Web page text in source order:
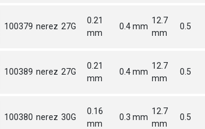
100379 nerez 27G
0.21
mm
0.4 mm
12.7
mm
0.5
100389 nerez 27G
0.21
mm
0.4 mm
12.7
mm
0.5
100380 nerez 30G
0.16
mm
0.3 mm
12.7
mm
0.5